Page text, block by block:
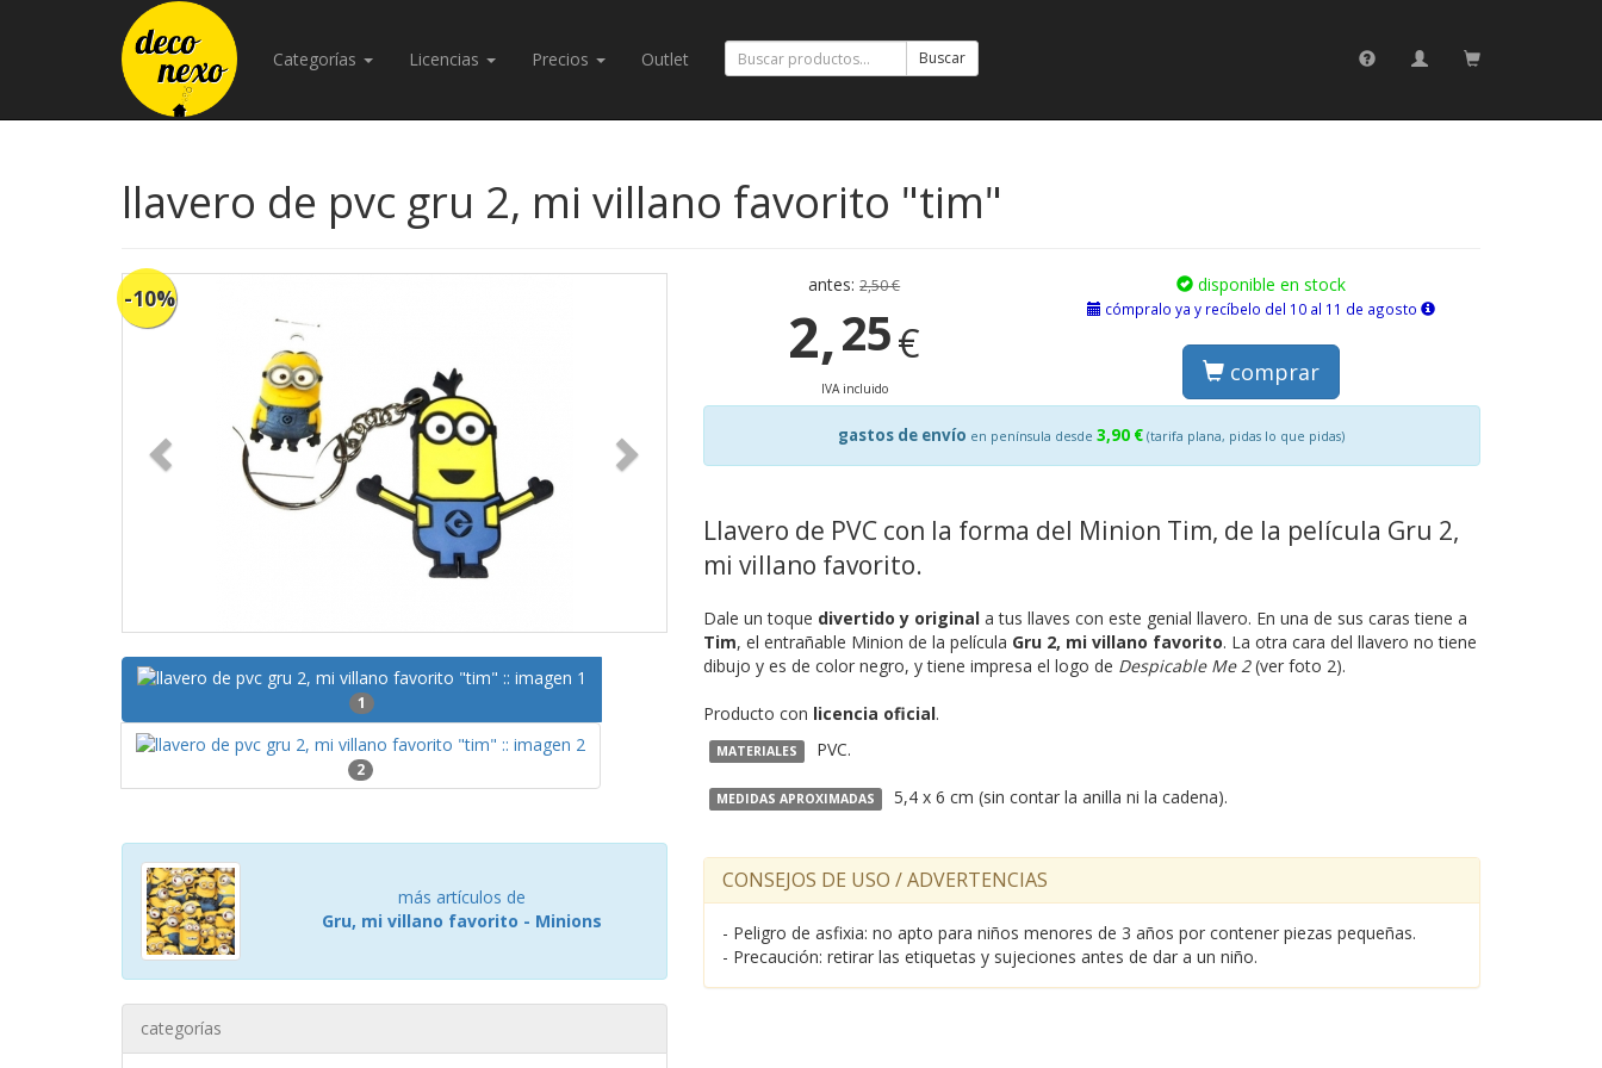
Categorías Licencias Precios Outlet Buscar
llavero de pvc gru 2, mi villano favorito "tim"
-10%
1
2
más artículos de
Gru, mi villano favorito - Minions
categorías
antes:2,50 €
2,25€
IVA incluido
disponible en stock
cómpralo ya y recíbelo del 10 al 11 de agosto
comprar
gastos de envío en península desde 3,90 € (tarifa plana, pidas lo que pidas)
Llavero de PVC con la forma del Minion Tim, de la película Gru 2,
mi villano favorito.
Dale un toque divertido y originala tus llaves con este genial llavero. En una de sus caras tiene a
Tim, el entrañable Minion de la película Gru 2, mi villano favorito. La otra cara del llavero no tiene
dibujo y es de color negro, y tiene impresa el logo de Despicable Me 2(ver foto 2).
Producto con licencia oficial.
MATERIALES PVC.
MEDIDAS APROXIMADAS 5,4 x 6 cm (sin contar la anilla ni la cadena).
CONSEJOS DE USO / ADVERTENCIAS
- Peligro de asfixia: no apto para niños menores de 3 años por contener piezas pequeñas.
- Precaución: retirar las etiquetas y sujeciones antes de dar a un niño.